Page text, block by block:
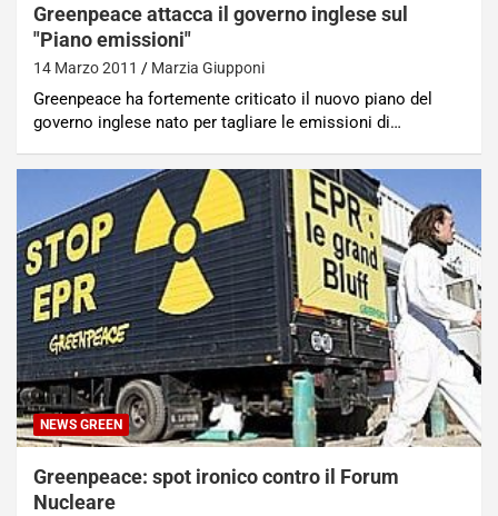
Greenpeace attacca il governo inglese sul
"Piano emissioni"
14 Marzo 2011 Marzia Giupponi
Greenpeace ha fortemente criticato il nuovo piano del
governo inglese nato per tagliare le emissioni di…
NEWS GREEN
Greenpeace: spot ironico contro il Forum
Nucleare